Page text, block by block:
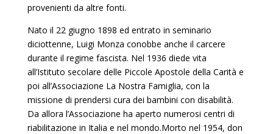
provenienti da altre fonti.
Nato il 22 giugno 1898 ed entrato in seminario
diciottenne, Luigi Monza conobbe anche il carcere
durante il regime fascista. Nel 1936 diede vita
all’Istituto secolare delle Piccole Apostole della Carità e
poi all’Associazione La Nostra Famiglia, con la
missione di prendersi cura dei bambini con disabilità.
Da allora l’Associazione ha aperto numerosi centri di
riabilitazione in Italia e nel mondo.Morto nel 1954, don